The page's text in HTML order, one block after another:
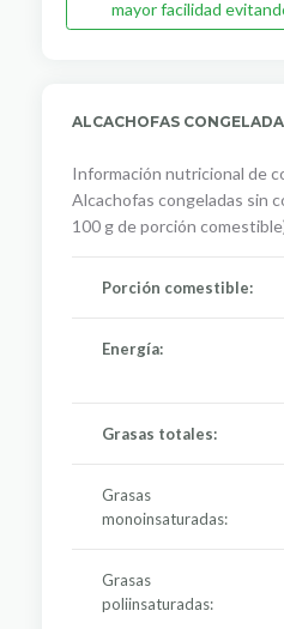
mayor facilidad
ALCACHOFAS
Información nutricional de
Alcachofas congeladas sin
100 g de porción
Porción comestible:
Energía:
Grasas totales:
Grasas
monoinsaturadas:
Grasas
poliinsaturadas: